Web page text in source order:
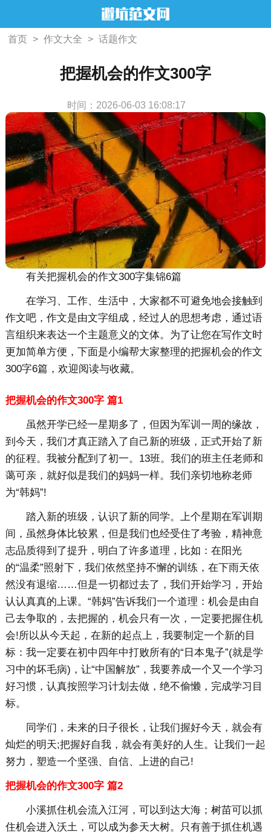
首页 > 作文大全 > 话题作文
把握机会的作文300字
时间：2026-06-03 16:08:17
有关把握机会的作文300字集锦6篇
在学习、工作、生活中，大家都不可避免地会接触到
作文吧，作文是由文字组成，经过人的思想考虑，通过语
言组织来表达一个主题意义的文体。为了让您在写作文时
更加简单方便，下面是小编帮大家整理的把握机会的作文
300字6篇，欢迎阅读与收藏。
把握机会的作文300字 篇1
虽然开学已经一星期多了，但因为军训一周的缘故，
到今天，我们才真正踏入了自己新的班级，正式开始了新
的征程。我被分配到了初一。13班。我们的班主任老师和
蔼可亲，就好似是我们的妈妈一样。我们亲切地称老师
为“韩妈”!
踏入新的班级，认识了新的同学。上个星期在军训期
间，虽然身体比较累，但是我们也经受住了考验，精神意
志品质得到了提升，明白了许多道理，比如：在阳光
的“温柔”照射下，我们依然坚持不懈的训练，在下雨天依
然没有退缩……但是一切都过去了，我们开始学习，开始
认认真真的上课。“韩妈”告诉我们一个道理：机会是由自
己去争取的，去把握的，机会只有一次，一定要把握住机
会!所以从今天起，在新的起点上，我要制定一个新的目
标：我一定要在初中四年中打败所有的“日本鬼子”(就是学
习中的坏毛病)，让“中国解放”，我要养成一个又一个学习
好习惯，认真按照学习计划去做，绝不偷懒，完成学习目
标。
同学们，未来的日子很长，让我们握好今天，就会有
灿烂的明天;把握好自我，就会有美好的人生。让我们一起
努力，塑造一个坚强、自信、上进的自己!
把握机会的作文300字 篇2
小溪抓住机会流入江河，可以到达大海；树苗可以抓
住机会进入沃土，可以成为参天大树。只有善于抓住机遇